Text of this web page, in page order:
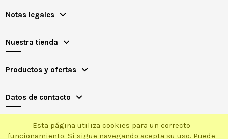
Notas legales
Nuestra tienda
Productos y ofertas
Datos de contacto
Esta página utiliza cookies para un correcto
funcionamiento. Si sigue navegando acepta su uso. Puede